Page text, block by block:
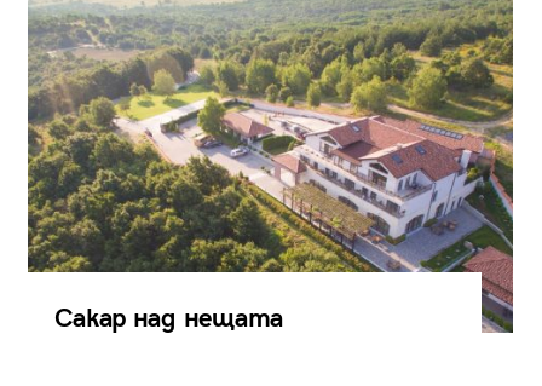
Сакар над нещата